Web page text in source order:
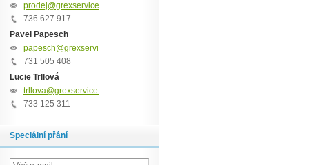
prodej@grexservice.cz
736 627 917
Pavel Papesch
papesch@grexservice.cz
731 505 408
Lucie Trllová
trllova@grexservice.cz
733 125 311
Speciální přání